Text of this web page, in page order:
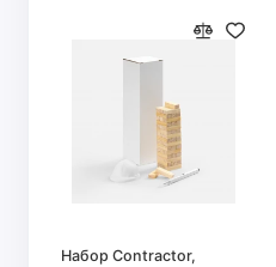
Набор Contractor,